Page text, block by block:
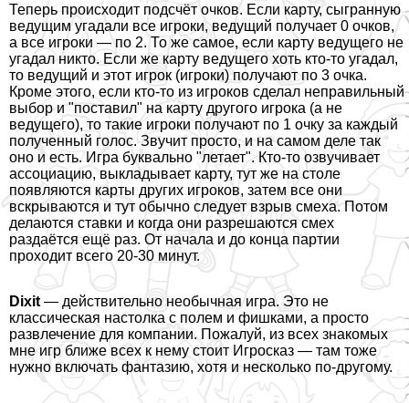
Теперь происходит подсчёт очков. Если карту, сыгранную
ведущим угадали все игроки, ведущий получает 0 очков,
а все игроки — по 2. То же самое, если карту ведущего не
угадал никто. Если же карту ведущего хоть кто-то угадал,
то ведущий и этот игрок (игроки) получают по 3 очка.
Кроме этого, если кто-то из игроков сделал неправильный
выбор и "поставил" на карту другого игрока (а не
ведущего), то такие игроки получают по 1 очку за каждый
полученный голос. Звучит просто, и на самом деле так
оно и есть. Игра буквально "летает". Кто-то озвучивает
ассоциацию, выкладывает карту, тут же на столе
появляются карты других игроков, затем все они
вскрываются и тут обычно следует взрыв смеха. Потом
делаются ставки и когда они разрешаются смех
раздаётся ещё раз. От начала и до конца партии
проходит всего 20-30 минут.
Dixit — действительно необычная игра. Это не
классическая настолка с полем и фишками, а просто
развлечение для компании. Пожалуй, из всех знакомых
мне игр ближе всех к нему стоит Игросказ — там тоже
нужно включать фантазию, хотя и несколько по-другому.